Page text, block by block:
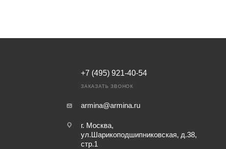
+7 (495) 921-40-54
ЗАКАЗАТЬ ЗВОНОК
armina@armina.ru
г. Москва,
ул.Шарикоподшипниковская, д.38,
стр.1